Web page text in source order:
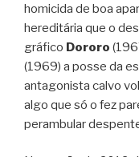
homicida de boa
hereditária que o
gráfico Dororo
(1969) a posse da
antagonista calvo
algo que só o fez
perambular